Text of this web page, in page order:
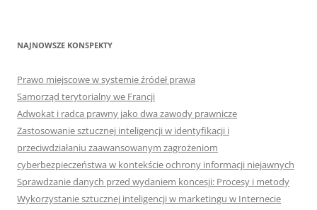
NAJNOWSZE KONSPEKTY
Prawo miejscowe w systemie źródeł prawa
Samorząd terytorialny we Francji
Adwokat i radca prawny jako dwa zawody prawnicze
Zastosowanie sztucznej inteligencji w identyfikacji i
przeciwdziałaniu zaawansowanym zagrożeniom
cyberbezpieczeństwa w kontekście ochrony informacji niejawnych
Sprawdzanie danych przed wydaniem koncesji: Procesy i metody
Wykorzystanie sztucznej inteligencji w marketingu w Internecie